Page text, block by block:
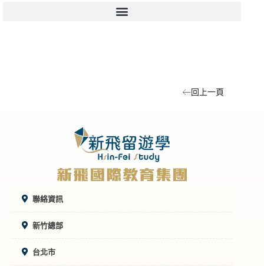
回上一頁
聯絡資訊
新竹總部
台北市